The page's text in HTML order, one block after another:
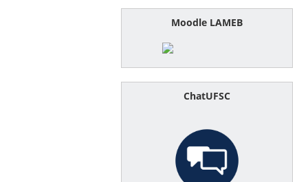
Moodle LAMEB
ChatUFSC